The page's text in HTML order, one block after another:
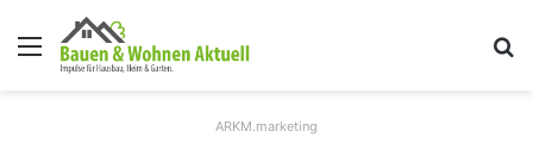
Menü
ARKM.marketing